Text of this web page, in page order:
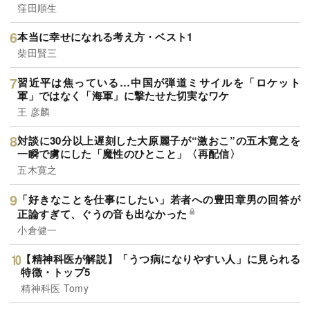
窪田順生
本当に幸せになれる考え方・ベスト1
柴田賢三
習近平は焦っている…中国が弾道ミサイルを「ロケット
軍」ではなく「海軍」に撃たせた切実なワケ
王 彦麟
対談に30分以上遅刻した大原麗子が“激おこ”の五木寛之を
一瞬で虜にした「魔性のひとこと」〈再配信〉
五木寛之
「好きなことを仕事にしたい」若者への豊田章男の回答が
正論すぎて、ぐうの音も出なかった
小倉健一
【精神科医が解説】「うつ病になりやすい人」に見られる
特徴・トップ5
精神科医 Tomy